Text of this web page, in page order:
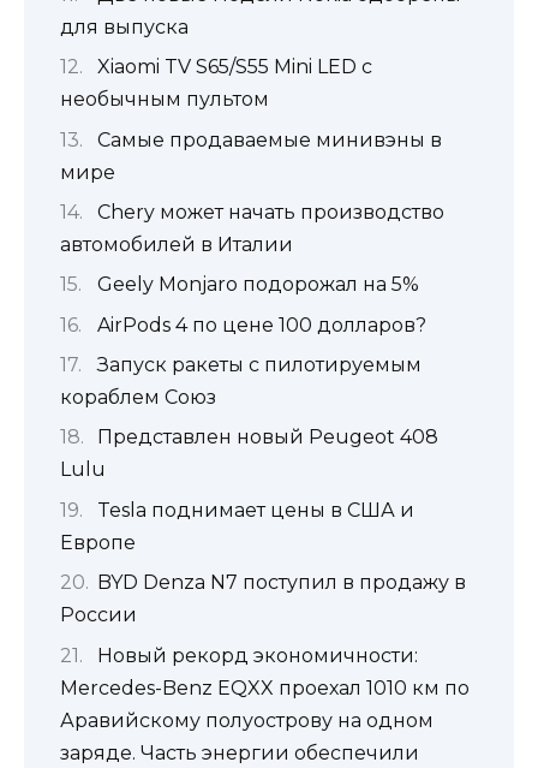
для выпуска
Xiaomi TV S65/S55 Mini LED с
необычным пультом
Самые продаваемые минивэны в
мире
Chery может начать производство
автомобилей в Италии
Geely Monjaro подорожал на 5%
AirPods 4 по цене 100 долларов?
Запуск ракеты с пилотируемым
кораблем Союз
Представлен новый Peugeot 408
Lulu
Tesla поднимает цены в США и
Европе
BYD Denza N7 поступил в продажу в
России
Новый рекорд экономичности:
Mercedes-Benz EQXX проехал 1010 км по
Аравийскому полуострову на одном
заряде. Часть энергии обеспечили